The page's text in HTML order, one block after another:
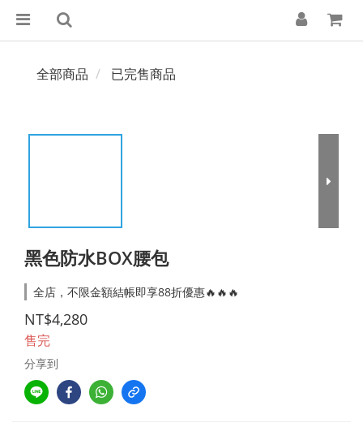
全部商品 已完售商品
黑色防水BOX腰包
全店，不限金額結帳即享88折優惠🔥🔥🔥
NT$4,280
售完
分享到